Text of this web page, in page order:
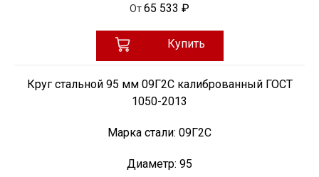
От65 533 ₽
Купить
Круг стальной 95 мм 09Г2С калиброванный ГОСТ
1050-2013
Марка стали: 09Г2С
Диаметр: 95